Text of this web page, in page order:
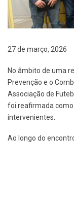
27 de março, 2026
No âmbito de uma
Prevenção e o
Associação de
foi reafirmada
intervenientes.
Ao longo do